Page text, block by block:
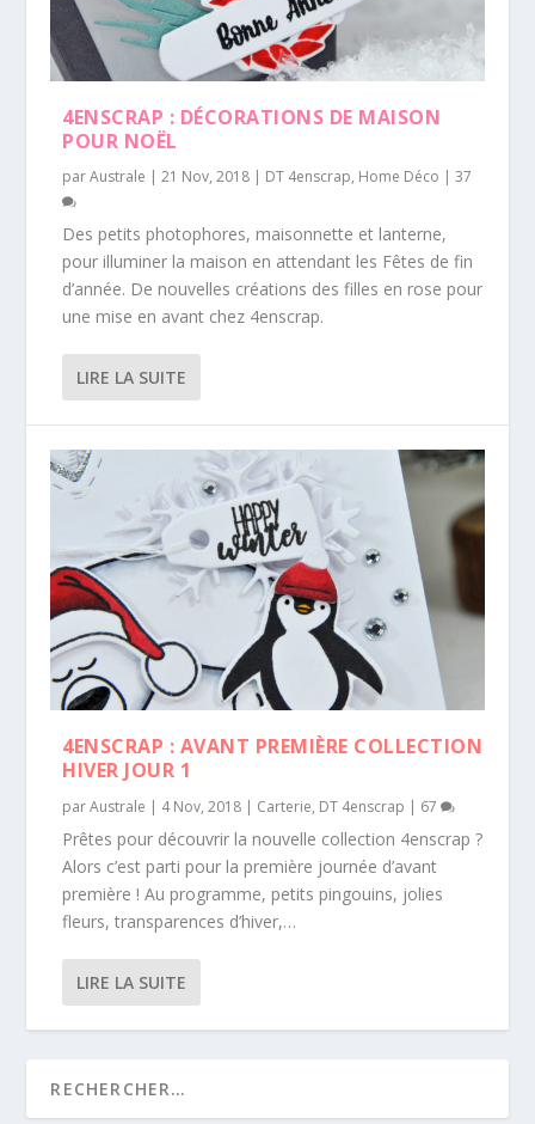
4ENSCRAP : DÉCORATIONS DE MAISON
POUR NOËL
parAustrale |21 Nov, 2018 | DT 4enscrap, Home Déco |37
Des petits photophores, maisonnette et lanterne,
pour illuminer la maison en attendant les Fêtes de fin
d’année. De nouvelles créations des filles en rose pour
une mise en avant chez 4enscrap.
LIRE LA SUITE
4ENSCRAP : AVANT PREMIÈRE COLLECTION
HIVER JOUR 1
parAustrale | 4 Nov, 2018 | Carterie, DT 4enscrap | 67
Prêtes pour découvrir la nouvelle collection 4enscrap ?
Alors c’est parti pour la première journée d’avant
première ! Au programme, petits pingouins, jolies
fleurs, transparences d’hiver,…
LIRE LA SUITE